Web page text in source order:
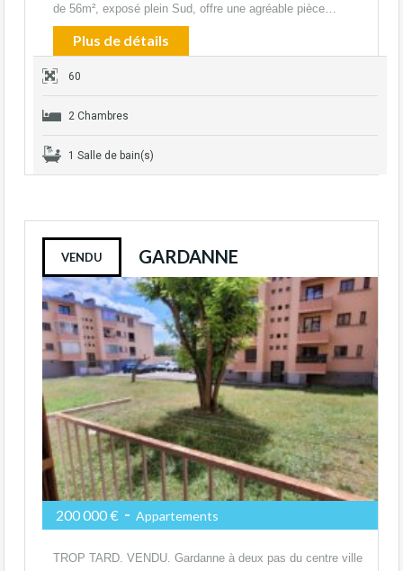
de 56m², exposé plein Sud, offre une agréable pièce…
Plus de détails
60
2 Chambres
1 Salle de bain(s)
VENDU GARDANNE
200 000 € - Appartements
TROP TARD. VENDU. Gardanne à deux pas du centre ville